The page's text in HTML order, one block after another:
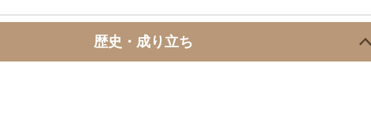
歴史・成り立ち